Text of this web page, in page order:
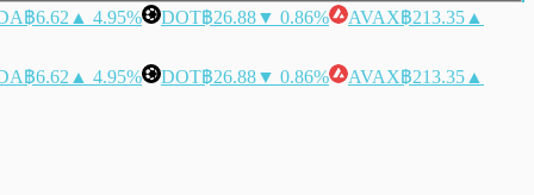
฿6.62 ▲ 4.95% DOT฿26.88▼ 0.86% AVAX฿213.35 ▲
฿6.62 ▲ 4.95% DOT฿26.88▼ 0.86% AVAX฿213.35 ▲